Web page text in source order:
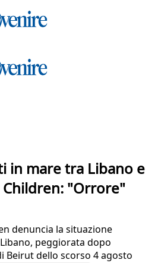
in mare tra Libano e
Children: "Orrore"
denuncia la situazione
peggiorata dopo
Beirut dello scorso 4 agosto